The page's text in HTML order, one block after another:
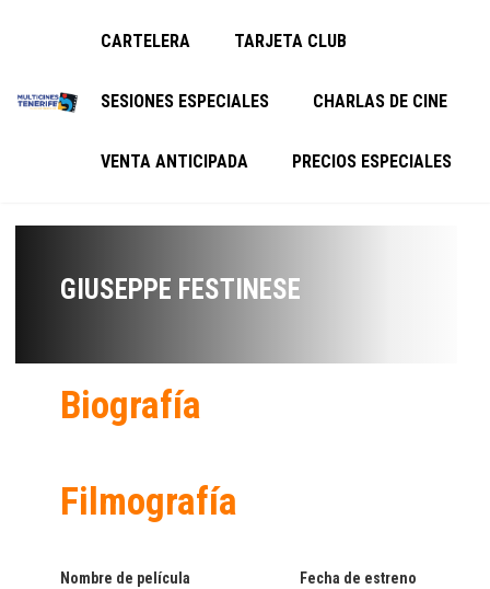
CARTELERA TARJETA CLUB
SESIONES ESPECIALES CHARLAS DE CINE
VENTA ANTICIPADA PRECIOS ESPECIALES
GIUSEPPE FESTINESE
Biografía
Filmografía
Nombre de película Fecha de estreno